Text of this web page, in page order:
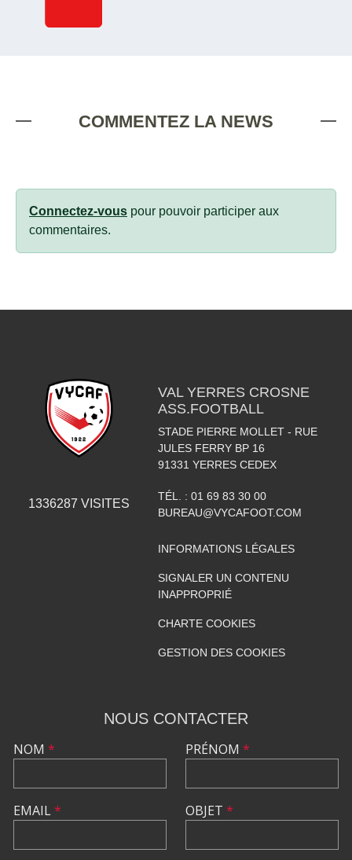
COMMENTEZ LA NEWS
Connectez-vous pour pouvoir participer aux
commentaires.
1336287 VISITES
VAL YERRES CROSNE
ASS.FOOTBALL
STADE PIERRE MOLLET - RUE
JULES FERRY BP 16
91331 YERRES CEDEX
TÉL. : 01 69 83 30 00
BUREAU@VYCAFOOT.COM
INFORMATIONS LÉGALES
SIGNALER UN CONTENU
INAPPROPRIÉ
CHARTE COOKIES
GESTION DES COOKIES
NOUS CONTACTER
NOM *
EMAIL*
PRÉNOM *
OBJET *